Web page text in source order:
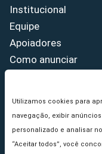
Utilizamos cookies para
navegação, exibir
personalizado e analisar
“Aceitar todos”, você
Institucional
Equipe
Apoiadores
Como anunciar
Princípios Editoriais